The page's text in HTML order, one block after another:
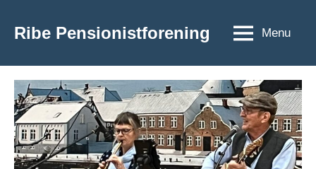
Ribe Pensionistforening
Ribe
Menu